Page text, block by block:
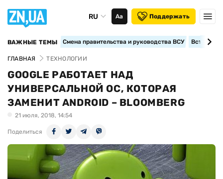
RU Аа Поддержать
ВАЖНЫЕ ТЕМЫ Смена правительства и руководства ВСУ
ГЛАВНАЯ ТЕХНОЛОГИИ
GOOGLE РАБОТАЕТ НАД
УНИВЕРСАЛЬНОЙ ОС, КОТОРАЯ
ЗАМЕНИТ ANDROID – BLOOMBERG
21 июля, 2018, 14:54
Поделиться